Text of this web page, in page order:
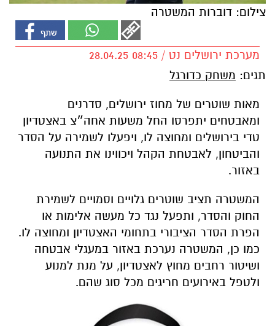
צילום: דוברות המשטרה
מערכת ירושלים נט / 08:45 28.04.25
תגים: משחק כדורגל
מאות שוטרים של מחוז ירושלים, סדרנים
ומאבטחים יתפרסו החל משעות אחה״צ באצטדיון
טדי בירושלים ומחוצה לו, ויפעלו לשמירה על הסדר
והביטחון, לאבטחת הקהל ויכווינו את התנועה
באזור.
המשטרה תציב שוטרים גלויים וסמויים לשמירת
החוק והסדר, ותפעל נגד כל מעשה אלימות או
הפרת הסדר הציבורי בתחומי האצטדיון ומחוצה לו.
כמו כן, המשטרה נערכת באזור במעגלי אבטחה
ושיטור רחבים מחוץ לאצטדיון, על מנת למנוע
ולטפל באירועים חריגים מכל סוג שהם.